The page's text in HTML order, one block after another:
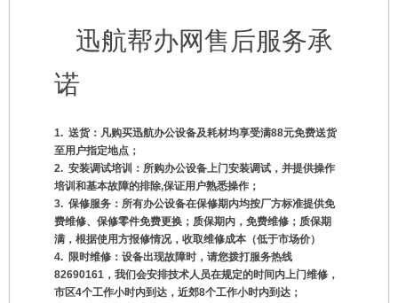
迅航帮办网售后服务承
诺
1. 送货：凡购买迅航办公设备及耗材均享受满88元免费送货
至用户指定地点；
2. 安装调试培训：所购办公设备上门安装调试，并提供操作
培训和基本故障的排除,保证用户熟悉操作；
3. 保修服务：所有办公设备在保修期内均按厂方标准提供免
费维修、保修零件免费更换； 质保期内，免费维修；质保期
满，根据使用方报修情况，收取维修成本（低于市场价）
4. 限时维修：设备出现故障时，请您拨打服务热线
82690161，我们会安排技术人员在规定的时间内上门维修，
市区4个工作小时内到达，近郊8个工作小时内到达；